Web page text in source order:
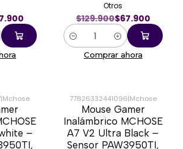
Otros
$129.900$67.900
Cantidad
Comprar ahora
|Mchose
–
-47%
77826332441096|Mchose
Mouse Gamer
Inalámbrico MCHOSE
A7 V2 Ultra Black –
Sensor PAW3950TI,